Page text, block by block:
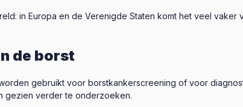
in Europa en de Verenigde Staten komt het veel vaker
de borst
gebruikt voor borstkankerscreening of voor
gezien verder te onderzoeken.